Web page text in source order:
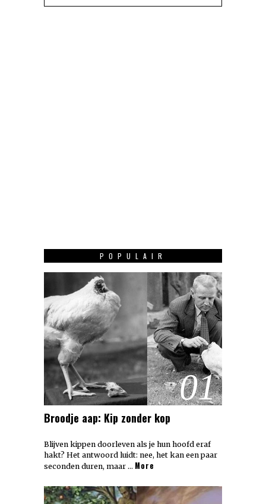
POPULAIR
01
Broodje aap: Kip zonder kop
Blijven kippen doorleven als je hun hoofd eraf
hakt? Het antwoord luidt: nee, het kan een paar
seconden duren, maar … More